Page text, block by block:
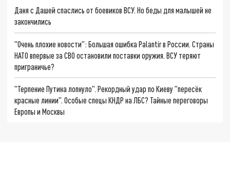
Даня с Дашей спаслись от боевиков ВСУ. Но беды для малышей не
закончились
"Очень плохие новости": Большая ошибка Palantir в России. Страны
НАТО впервые за СВО остановили поставки оружия. ВСУ теряют
приграничье?
"Терпение Путина лопнуло". Рекордный удар по Киеву "пересёк
красные линии". Особые спецы КНДР на ЛБС? Тайные переговоры
Европы и Москвы